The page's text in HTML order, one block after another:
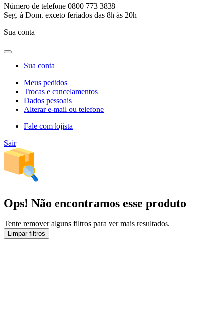
Número de telefone 0800 773 3838
Seg. à Dom. exceto feriados das 8h às 20h
Sua conta
Sua conta
Meus pedidos
Trocas e cancelamentos
Dados pessoais
Alterar e-mail ou telefone
Fale com lojista
Sair
Ops! Não encontramos esse produto
Tente remover alguns filtros para ver mais resultados.
Limpar filtros